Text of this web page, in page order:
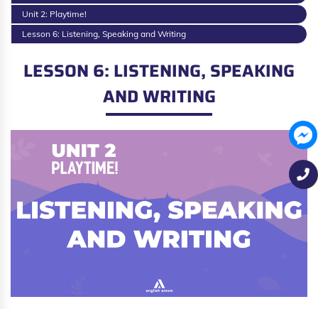
Unit 2: Playtime!
Lesson 6: Listening, Speaking and Writing
LESSON 6: LISTENING, SPEAKING
AND WRITING